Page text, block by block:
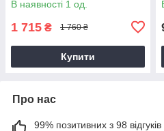
В наявності 1 од.
1 715 ₴ 1 760 ₴
Купити
Про нас
99% позитивних з 98 відгуків